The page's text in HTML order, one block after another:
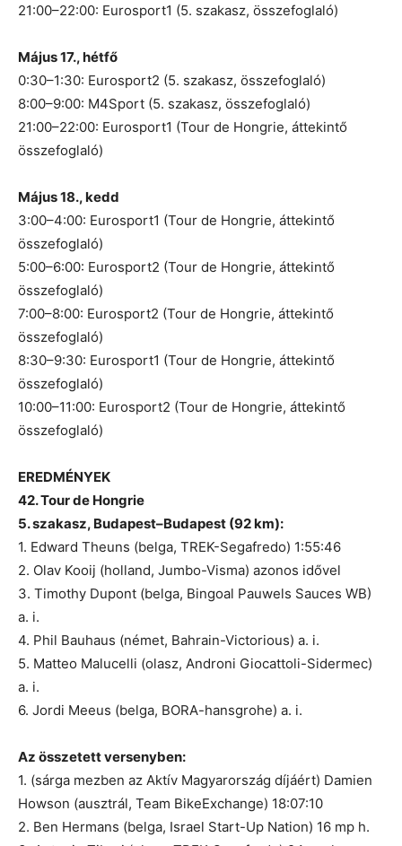
21:00–22:00: Eurosport1 (5. szakasz, összefoglaló)
Május 17., hétfő
0:30–1:30: Eurosport2 (5. szakasz, összefoglaló)
8:00–9:00: M4Sport (5. szakasz, összefoglaló)
21:00–22:00: Eurosport1 (Tour de Hongrie, áttekintő
összefoglaló)
Május 18., kedd
3:00–4:00: Eurosport1 (Tour de Hongrie, áttekintő
összefoglaló)
5:00–6:00: Eurosport2 (Tour de Hongrie, áttekintő
összefoglaló)
7:00–8:00: Eurosport2 (Tour de Hongrie, áttekintő
összefoglaló)
8:30–9:30: Eurosport1 (Tour de Hongrie, áttekintő
összefoglaló)
10:00–11:00: Eurosport2 (Tour de Hongrie, áttekintő
összefoglaló)
EREDMÉNYEK
42. Tour de Hongrie
5. szakasz, Budapest–Budapest (92 km):
1. Edward Theuns (belga, TREK-Segafredo) 1:55:46
2. Olav Kooij (holland, Jumbo-Visma) azonos idővel
3. Timothy Dupont (belga, Bingoal Pauwels Sauces WB)
a. i.
4. Phil Bauhaus (német, Bahrain-Victorious) a. i.
5. Matteo Malucelli (olasz, Androni Giocattoli-Sidermec)
a. i.
6. Jordi Meeus (belga, BORA-hansgrohe) a. i.
Az összetett versenyben:
1. (sárga mezben az Aktív Magyarország díjáért) Damien
Howson (ausztrál, Team BikeExchange) 18:07:10
2. Ben Hermans (belga, Israel Start-Up Nation) 16 mp h.